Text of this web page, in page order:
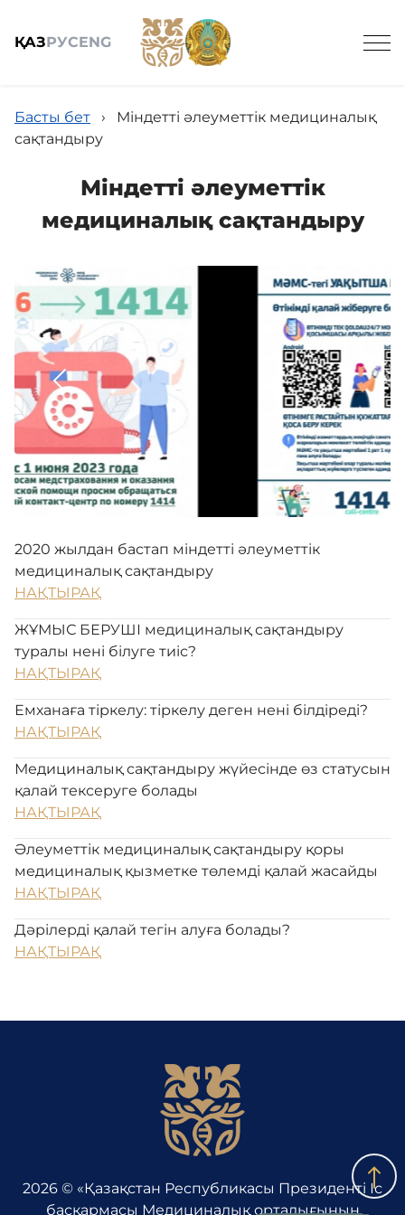
ҚАЗРУСENG
Жалпы мәлімет
Қызметтер және бағалар
Пациент үшін
Біздің дәрігерлер
Бағыттар
International
Ғылым және білім
Адалдық алаңы
Нашар көретіндерге
арналған нұсқа
Басты бет ›
Міндетті әлеуметтік медициналық
сақтандыру
Міндетті әлеуметтік
медициналық сақтандыру
2020 жылдан бастап міндетті әлеуметтік
медициналық сақтандыру
НАҚТЫРАҚ
ЖҰМЫС БЕРУШІ медициналық сақтандыру
туралы нені білуге тиіс?
НАҚТЫРАҚ
Емханаға тіркелу: тіркелу деген нені білдіреді?
НАҚТЫРАҚ
Медициналық сақтандыру жүйесінде өз статусын
қалай тексеруге болады
НАҚТЫРАҚ
Әлеуметтік медициналық сақтандыру қоры
медициналық қызметке төлемді қалай жасайды
НАҚТЫРАҚ
Дәрілерді қалай тегін алуға болады?
НАҚТЫРАҚ
2026 © «Қазақстан Республикасы Президенті Іс
басқармасы Медициналық орталығының